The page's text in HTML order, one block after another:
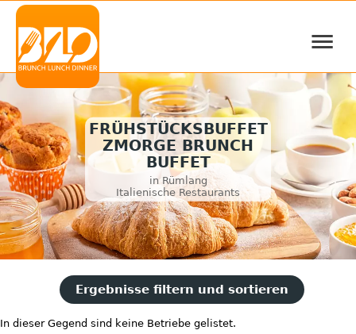
≡
FRÜHSTÜCKSBUFFET
ZMORGE BRUNCH
BUFFET
in Rümlang
Italienische Restaurants
Ergebnisse filtern und sortieren
In dieser Gegend sind keine Betriebe gelistet.